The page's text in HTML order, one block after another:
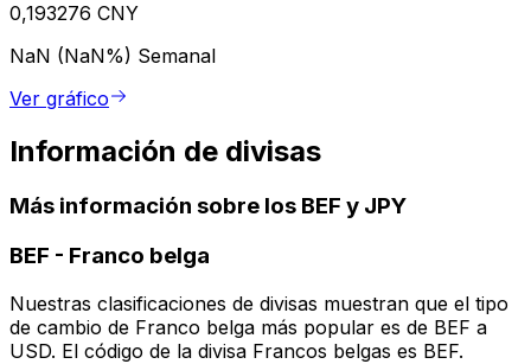
0,193276 CNY
NaN (NaN%) Semanal
Ver gráfico
Información de divisas
Más información sobre los BEF y JPY
BEF - Franco belga
Nuestras clasificaciones de divisas muestran que el tipo
de cambio de Franco belga más popular es de BEF a
USD. El código de la divisa Francos belgas es BEF.